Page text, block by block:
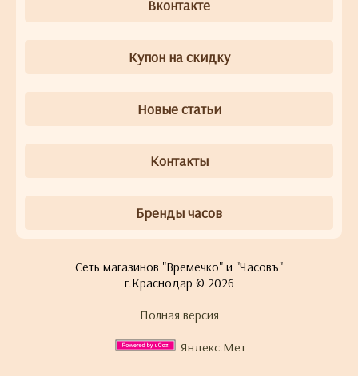
Вконтакте
Купон на скидку
Новые статьи
Контакты
Бренды часов
Сеть магазинов "Времечко" и "Часовъ"
г.Краснодар © 2026
Полная версия